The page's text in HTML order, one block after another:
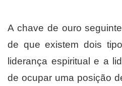
A chave de ouro
de que existem dois
liderança espiritual e a
de ocupar uma posição